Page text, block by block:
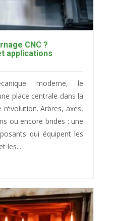
CNC ?
applications
moderne, le
place centrale dans la
Arbres, axes,
ou encore brides : une
qui équipent les
les...